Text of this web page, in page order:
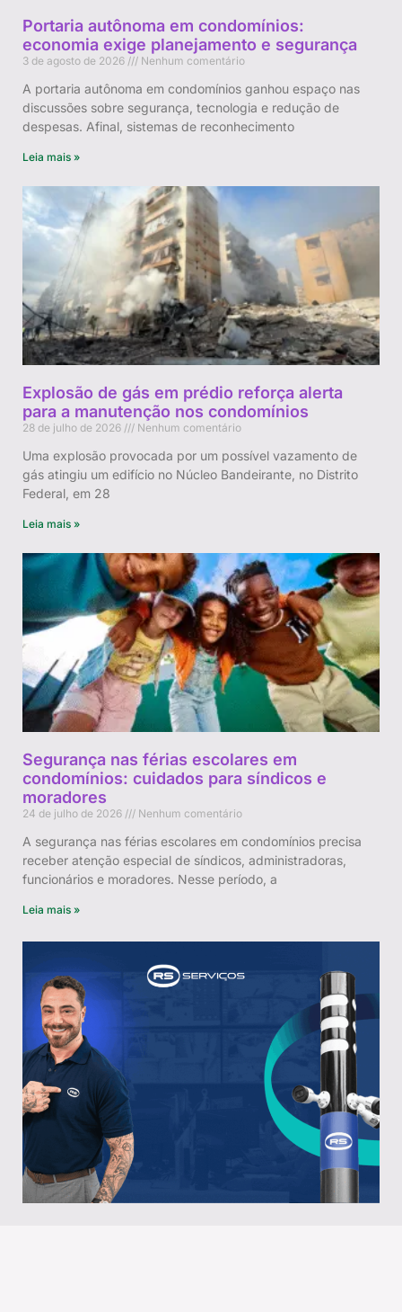
Portaria autônoma em condomínios:
economia exige planejamento e segurança
3 de agosto de 2026 Nenhum comentário
A portaria autônoma em condomínios ganhou espaço nas
discussões sobre segurança, tecnologia e redução de
despesas. Afinal, sistemas de reconhecimento
Leia mais »
Explosão de gás em prédio reforça alerta
para a manutenção nos condomínios
28 de julho de 2026 Nenhum comentário
Uma explosão provocada por um possível vazamento de
gás atingiu um edifício no Núcleo Bandeirante, no Distrito
Federal, em 28
Leia mais »
Segurança nas férias escolares em
condomínios: cuidados para síndicos e
moradores
24 de julho de 2026 Nenhum comentário
A segurança nas férias escolares em condomínios precisa
receber atenção especial de síndicos, administradoras,
funcionários e moradores. Nesse período, a
Leia mais »